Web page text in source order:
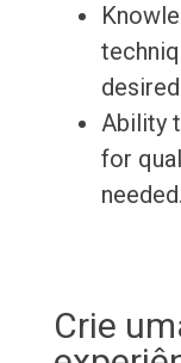
Ability
for
needed.
Crie